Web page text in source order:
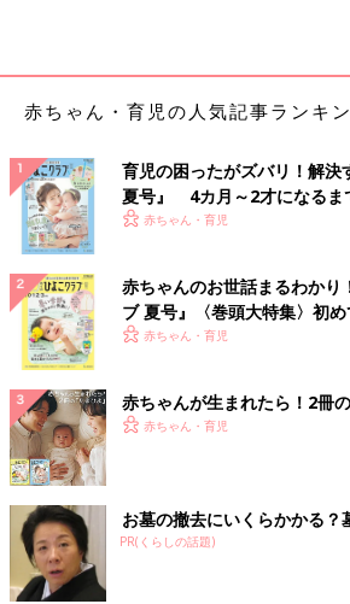
赤ちゃん・育児の人気記事ランキ
育児の困ったがズバリ！解決
夏号』 4カ月～2才になるま
いっぱい！
赤ちゃん・育児
赤ちゃんのお世話まるわかり
ブ 夏号』〈巻頭大特集〉初
く！ おっぱい・ミルクの基本
赤ちゃん・育児
赤ちゃんが生まれたら！2冊
赤ちゃん・育児
お墓の撤去にいくらかかる？
PR(くらしの話題)